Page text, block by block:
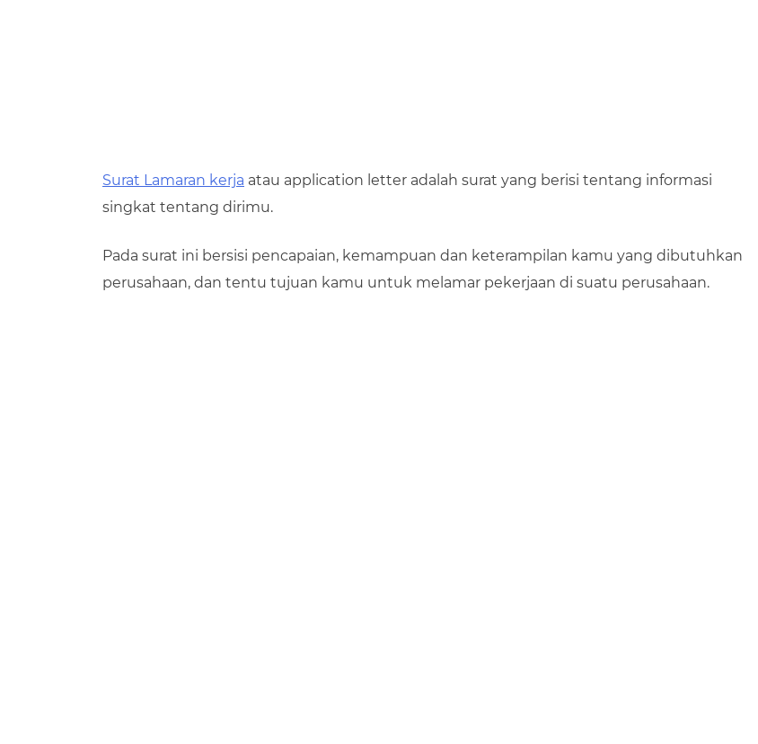
Surat Lamaran kerja atau application letter adalah surat yang berisi tentang informasi
singkat tentang dirimu.
Pada surat ini bersisi pencapaian, kemampuan dan keterampilan kamu yang dibutuhkan
perusahaan, dan tentu tujuan kamu untuk melamar pekerjaan di suatu perusahaan.